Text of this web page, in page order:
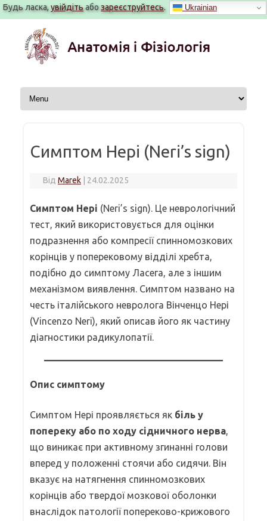
Будь ласка,увійдітьабозареєструйтесь.
вмісту
Симптом Нері (Neri’s sign)
Від Marek 24.02.2025
Симптом Нері (Neri’s sign). Це неврологічний
тест, який використовується для оцінки
подразнення або компресії спинномозкових
корінців у поперековому відділі хребта,
подібно до симптому Ласега, але з іншим
механізмом виявлення. Симптом названо на
честь італійського невролога Вінченцо Нері
(Vincenzo Neri), який описав його як частину
діагностики радикулопатії.
Опис симптому
Симптом Нері проявляється як біль у
попереку або по ходу сідничного нерва,
що виникає при активному згинанні голови
вперед у положенні стоячи або сидячи. Він
вказує на натягнення спинномозкових
корінців або твердої мозкової оболонки
внаслідок патології попереково-крижового
Ukrainian